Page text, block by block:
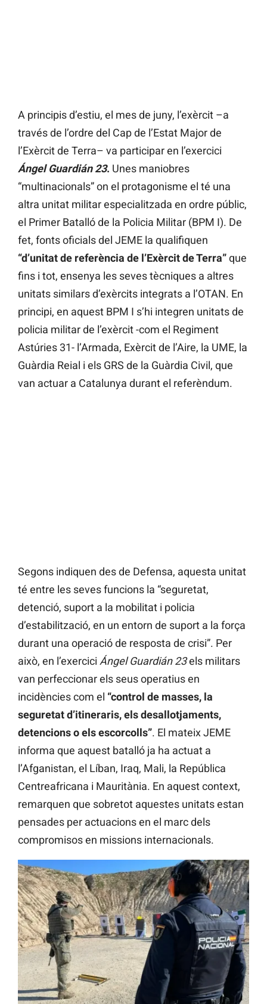
A principis d’estiu, el mes de juny, l’exèrcit –a
través de l’ordre del Cap de l’Estat Major de
l’Exèrcit de Terra– va participar en l’exercici
Ángel Guardián 23. Unes maniobres
“multinacionals” on el protagonisme el té una
altra unitat militar especialitzada en ordre públic,
el Primer Batalló de la Policia Militar (BPM I). De
fet, fonts oficials del JEME la qualifiquen
“d’unitat de referència de l’Exèrcit de Terra”que
fins i tot, ensenya les seves tècniques a altres
unitats similars d’exèrcits integrats a l’OTAN. En
principi, en aquest BPM I s’hi integren unitats de
policia militar de l’exèrcit -com el Regiment
Astúries 31- l’Armada, Exèrcit de l’Aire, la UME, la
Guàrdia Reial i els GRS de la Guàrdia Civil, que
van actuar a Catalunya durant el referèndum.
Segons indiquen des de Defensa, aquesta unitat
té entre les seves funcions la “seguretat,
detenció, suport a la mobilitat i policia
d’estabilització, en un entorn de suport a la força
durant una operació de resposta de crisi”. Per
això, en l’exercici Ángel Guardián 23els militars
van perfeccionar els seus operatius en
incidències com el “control de masses, la
seguretat d’itineraris, els desallotjaments,
detencions o els escorcolls”. El mateix JEME
informa que aquest batalló ja ha actuat a
l’Afganistan, el Líban, Iraq, Mali, la República
Centreafricana i Mauritània. En aquest context,
remarquen que sobretot aquestes unitats estan
pensades per actuacions en el marc dels
compromisos en missions internacionals.